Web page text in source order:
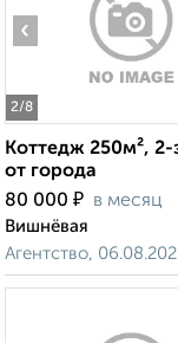
2/8
‹
Коттедж 250м²,
от города
80 000 ₽ в месяц
Вишнёвая
Агентство,